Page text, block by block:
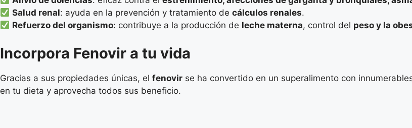
Salud renal: ayuda en la prevención y tratamiento decálculos renales.
Refuerzo del organismo: contribuye a la producción de leche materna, control del peso y la
Incorpora Fenovir a tu vida
Gracias a sus propiedades únicas, el fenovir se ha convertido en un superalimento con
en tu dieta y aprovecha todos sus beneficio.